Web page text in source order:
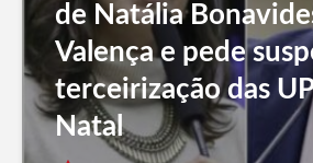
de Natália
Valença e pede
terceirização das
Natal